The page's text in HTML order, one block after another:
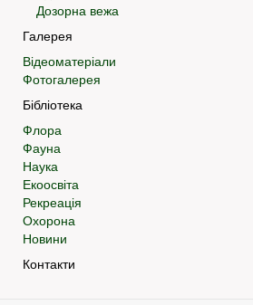
Дозорна вежа
Галерея
Відеоматеріали
Фотогалерея
Бібліотека
Флора
Фауна
Наука
Екоосвіта
Рекреація
Охорона
Новини
Контакти